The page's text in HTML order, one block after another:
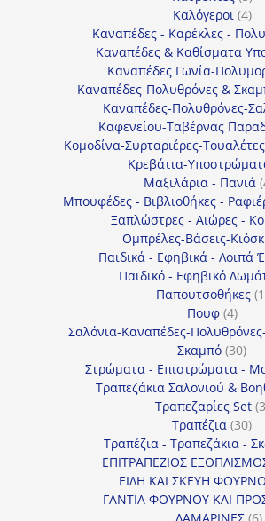
Καλόγεροι 44
Καναπέδες - Καρέκλες -
Καναπέδες & Καθίσματα
Καναπέδες Γωνία-
Καναπέδες-Πολυθρόνες &
Καναπέδες-Πολυθρόνες-
Καφενείου-Ταβέρνας
Κομοδίνα-Συρταριέρες-
Κρεβάτια-
Μαξιλάρια - Πανιά
Μπουφέδες - Βιβλιοθήκες -
Ξαπλώστρες - Αιώρες -
Ομπρέλες-Βάσεις-
Παιδικά - Εφηβικά - Λοιπά
Παιδικό - Εφηβικό
Παπουτσοθήκες 1
Πουφ 44
Σαλόνια-Καναπέδες-
Σκαμπό 3030
Στρώματα - Επιστρώματα -
Τραπεζάκια Σαλονιού &
Τραπεζαρίες Set 3
Τραπέζια 3030
Τραπέζια - Τραπεζάκια -
ΕΠΙΤΡΑΠΕΖΙΟΣ
ΕΙΔΗ ΚΑΙ ΣΚΕΥΗ
ΓΑΝΤΙΑ ΦΟΥΡΝΟΥ ΚΑΙ
ΛΑΜΑΡΙΝΕΣ 66